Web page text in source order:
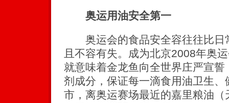
奥运用油安全第一
奥运会的食品安全容往往比日
且不容有失。成为北京2008年奥
就意味着金龙鱼向全世界庄严宣
剂成分，保证每一滴食用油卫生
市，离奥运赛场最近的嘉里粮油